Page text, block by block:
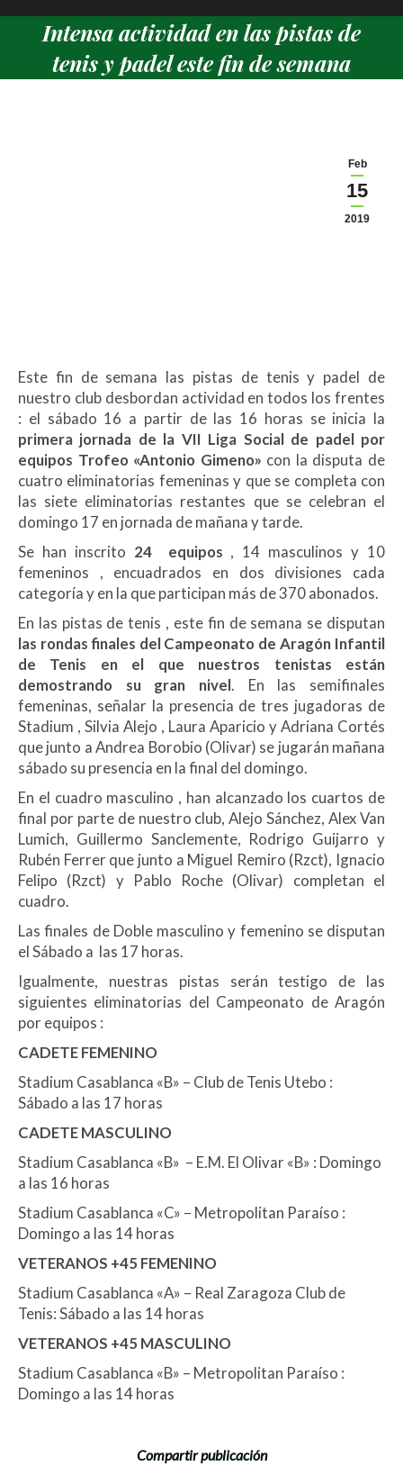
Intensa actividad en las pistas de
tenis y padel este fin de semana
Feb
15
2019
Este fin de semana las pistas de tenis y padel de
nuestro club desbordan actividad en todos los frentes
: el sábado 16 a partir de las 16 horas se inicia la
primera jornada de la VII Liga Social de padel por
equipos Trofeo «Antonio Gimeno» con la disputa de
cuatro eliminatorias femeninas y que se completa con
las siete eliminatorias restantes que se celebran el
domingo 17 en jornada de mañana y tarde.
Se han inscrito 24 equipos , 14 masculinos y 10
femeninos , encuadrados en dos divisiones cada
categoría y en la que participan más de 370 abonados.
En las pistas de tenis , este fin de semana se disputan
las rondas finales del Campeonato de Aragón Infantil
de Tenis en el que nuestros tenistas están
demostrando su gran nivel. En las semifinales
femeninas, señalar la presencia de tres jugadoras de
Stadium , Silvia Alejo , Laura Aparicio y Adriana Cortés
que junto a Andrea Borobio (Olivar) se jugarán mañana
sábado su presencia en la final del domingo.
En el cuadro masculino , han alcanzado los cuartos de
final por parte de nuestro club, Alejo Sánchez, Alex Van
Lumich, Guillermo Sanclemente, Rodrigo Guijarro y
Rubén Ferrer que junto a Miguel Remiro (Rzct), Ignacio
Felipo (Rzct) y Pablo Roche (Olivar) completan el
cuadro.
Las finales de Doble masculino y femenino se disputan
el Sábado a las 17 horas.
Igualmente, nuestras pistas serán testigo de las
siguientes eliminatorias del Campeonato de Aragón
por equipos :
CADETE FEMENINO
Stadium Casablanca «B» – Club de Tenis Utebo :
Sábado a las 17 horas
CADETE MASCULINO
Stadium Casablanca «B» – E.M. El Olivar «B» : Domingo
a las 16 horas
Stadium Casablanca «C» – Metropolitan Paraíso :
Domingo a las 14 horas
VETERANOS +45 FEMENINO
Stadium Casablanca «A» – Real Zaragoza Club de
Tenis: Sábado a las 14 horas
VETERANOS +45 MASCULINO
Stadium Casablanca «B» – Metropolitan Paraíso :
Domingo a las 14 horas
Compartir publicación